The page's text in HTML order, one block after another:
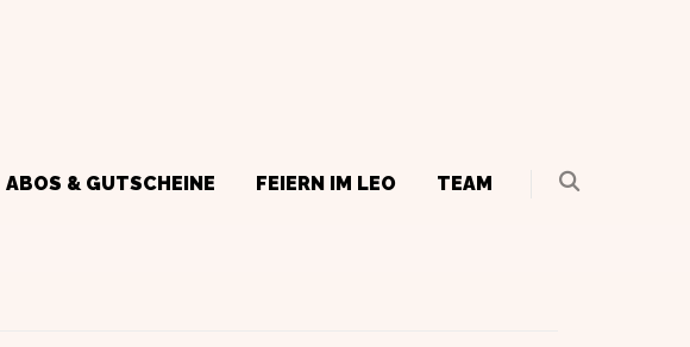
ABOS & GUTSCHEINE FEIERN IM LEO TEAM